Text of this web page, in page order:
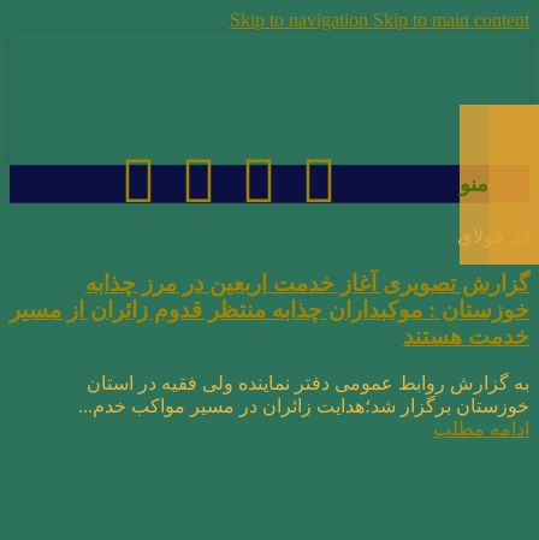
Skip to navigation Skip to main content
منو
جولای
گزارش تصویری آغاز خدمت اربعین در مرز چذابه
خوزستان : موکبداران چذابه منتظر قدوم زائران از مسیر
خدمت هستند
به گزارش روابط عمومی دفتر نماینده ولی فقیه در استان
خوزستان برگزار شد؛هدایت زائران در مسیر مواکب خدم...
ادامه مطلب